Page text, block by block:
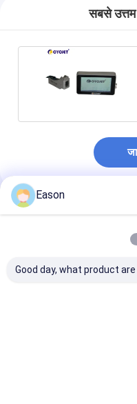
सबसे उत्तम
अनुशंसित उत्पाद
Eason
Good day, what product